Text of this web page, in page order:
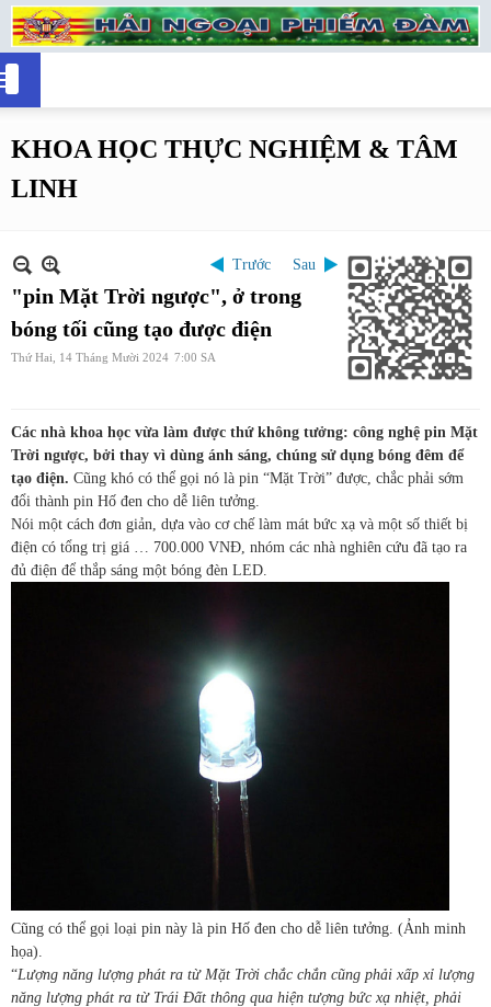
KHOA HỌC THỰC NGHIỆM & TÂM
LINH
Trước Sau
"pin Mặt Trời ngược", ở trong
bóng tối cũng tạo được điện
Thứ Hai, 14 Tháng Mười 2024 7:00 SA
Các nhà khoa học vừa làm được thứ không tưởng: công nghệ pin Mặt
Trời ngược, bởi thay vì dùng ánh sáng, chúng sử dụng bóng đêm để
tạo điện. Cũng khó có thể gọi nó là pin “Mặt Trời” được, chắc phải sớm
đổi thành pin Hố đen cho dễ liên tưởng.
Nói một cách đơn giản, dựa vào cơ chế làm mát bức xạ và một số thiết bị
điện có tổng trị giá … 700.000 VNĐ, nhóm các nhà nghiên cứu đã tạo ra
đủ điện để thắp sáng một bóng đèn LED.
Cũng có thể gọi loại pin này là pin Hố đen cho dễ liên tưởng. (Ảnh minh
họa).
“Lượng năng lượng phát ra từ Mặt Trời chắc chắn cũng phải xấp xỉ lượng
năng lượng phát ra từ Trái Đất thông qua hiện tượng bức xạ nhiệt, phải